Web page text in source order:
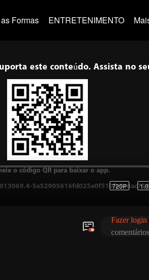
Formas ENTRETENIMENTO
este conteúdo. Assista no
o código QR para baixar o app.
720P
Fazer login
comentários